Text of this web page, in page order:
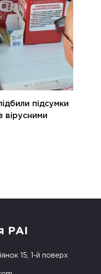
підсумки
вірусними
РАІ
15, 1-й поверх